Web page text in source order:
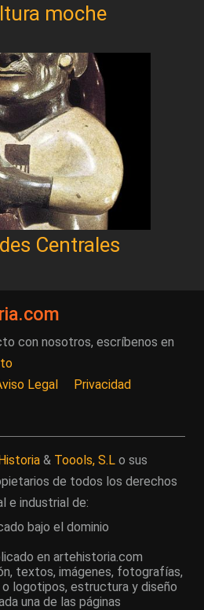
moche
Centrales
con nosotros, escríbenos en
Legal Privacidad
& Toools, S.L o sus
de todos los derechos
e industrial de:
bajo el dominio
en artehistoria.com
textos, imágenes, fotografías,
o logotipos, estructura y diseño
una de las páginas